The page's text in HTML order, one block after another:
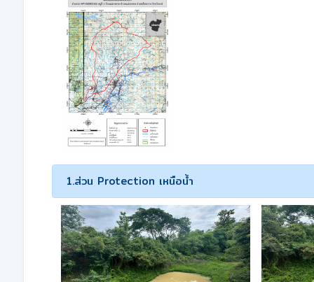
1.ส่วน Protection เหนือน้ำ